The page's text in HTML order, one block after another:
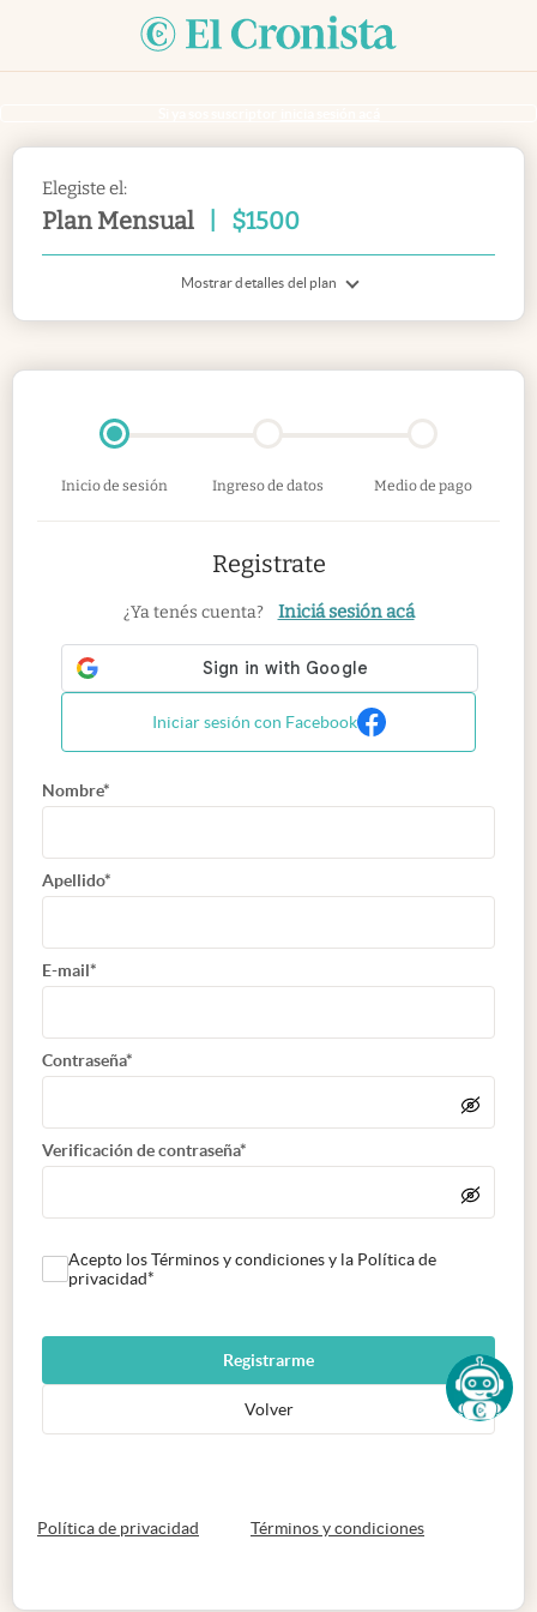
Elegiste el:
Plan Mensual $1500
Mostrar detalles del plan
Inicio de sesión Ingreso de datos Medio de pago
Registrate
¿Ya tenés cuenta? Iniciá sesión acá
Iniciar sesión con Facebook
Nombre*
Apellido*
E-mail*
Contraseña*
Verificación de contraseña*
Acepto los Términos y condiciones y la Política de
privacidad*
Registrarme
Volver
Política de privacidad abre en nueva pestaña
Términos y condicionesabre en nueva